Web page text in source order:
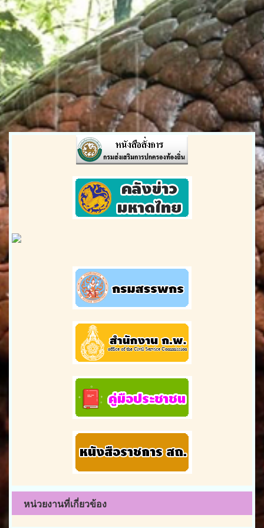
หน่วยงานที่เกี่ยวข้อง